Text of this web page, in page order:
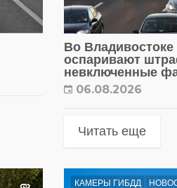
Во
оспаривают
невключенные
06.08.2026
Читать еще
КАМЕРЫ ГИБДД